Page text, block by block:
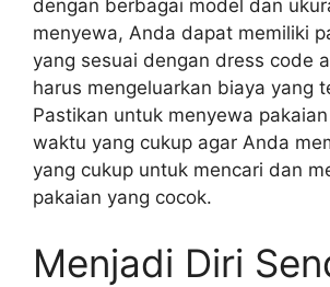
dengan berbagai model dan
menyewa, Anda dapat memiliki
yang sesuai dengan dress code
harus mengeluarkan biaya yang
Pastikan untuk menyewa
waktu yang cukup agar Anda
yang cukup untuk mencari dan
pakaian yang cocok.
Menjadi Diri